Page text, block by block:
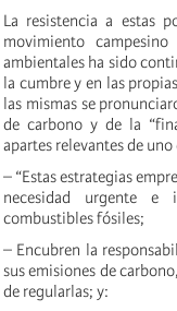
La resistencia a estas
movimiento
ambientales ha sido
la cumbre y en las
las mismas se
de carbono y de la
apartes relevantes de uno
– “Estas estrategias
necesidad urgente e
combustibles fósiles;
– Encubren la
sus emisiones de
de regularlas; y: